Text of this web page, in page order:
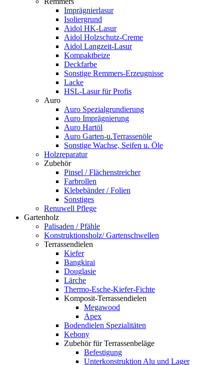
Imprägnierlasur
Isoliergrund
Aidol HK-Lasur
Aidol Holzschutz-Creme
Aidol Langzeit-Lasur
Kompaktbeize
Deckfarbe
Sonstige Remmers-Erzeugnisse
Lacke
HSL-Lasur für Profis
Auro
Auro Spezialgrundierung
Auro Imprägnierung
Auro Hartöl
Auro Garten-u.Terrassenöle
Sonstige Wachse, Seifen u. Öle
Holzreparatur
Zubehör
Pinsel / Flächenstreicher
Farbrollen
Klebebänder / Folien
Sonstiges
Renuwell Pflege
Gartenholz
Palisaden / Pfähle
Konstruktionsholz/ Gartenschwellen
Terrassendielen
Kiefer
Bangkirai
Douglasie
Lärche
Thermo-Esche-Kiefer-Fichte
Komposit-Terrassendielen
Megawood
Apex
Bodendielen Spezialitäten
Kebony
Zubehör für Terrassenbeläge
Befestigung
Unterkonstruktion Alu und Lager